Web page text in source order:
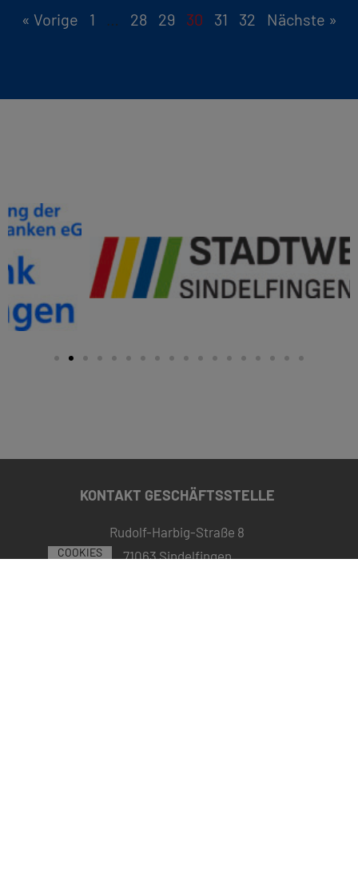
« Vorige 1 … 28 29 30 31 32 Nächste »
KONTAKT GESCHÄFTSSTELLE
Rudolf-Harbig-Straße 8
71063 Sindelfingen
COOKIES